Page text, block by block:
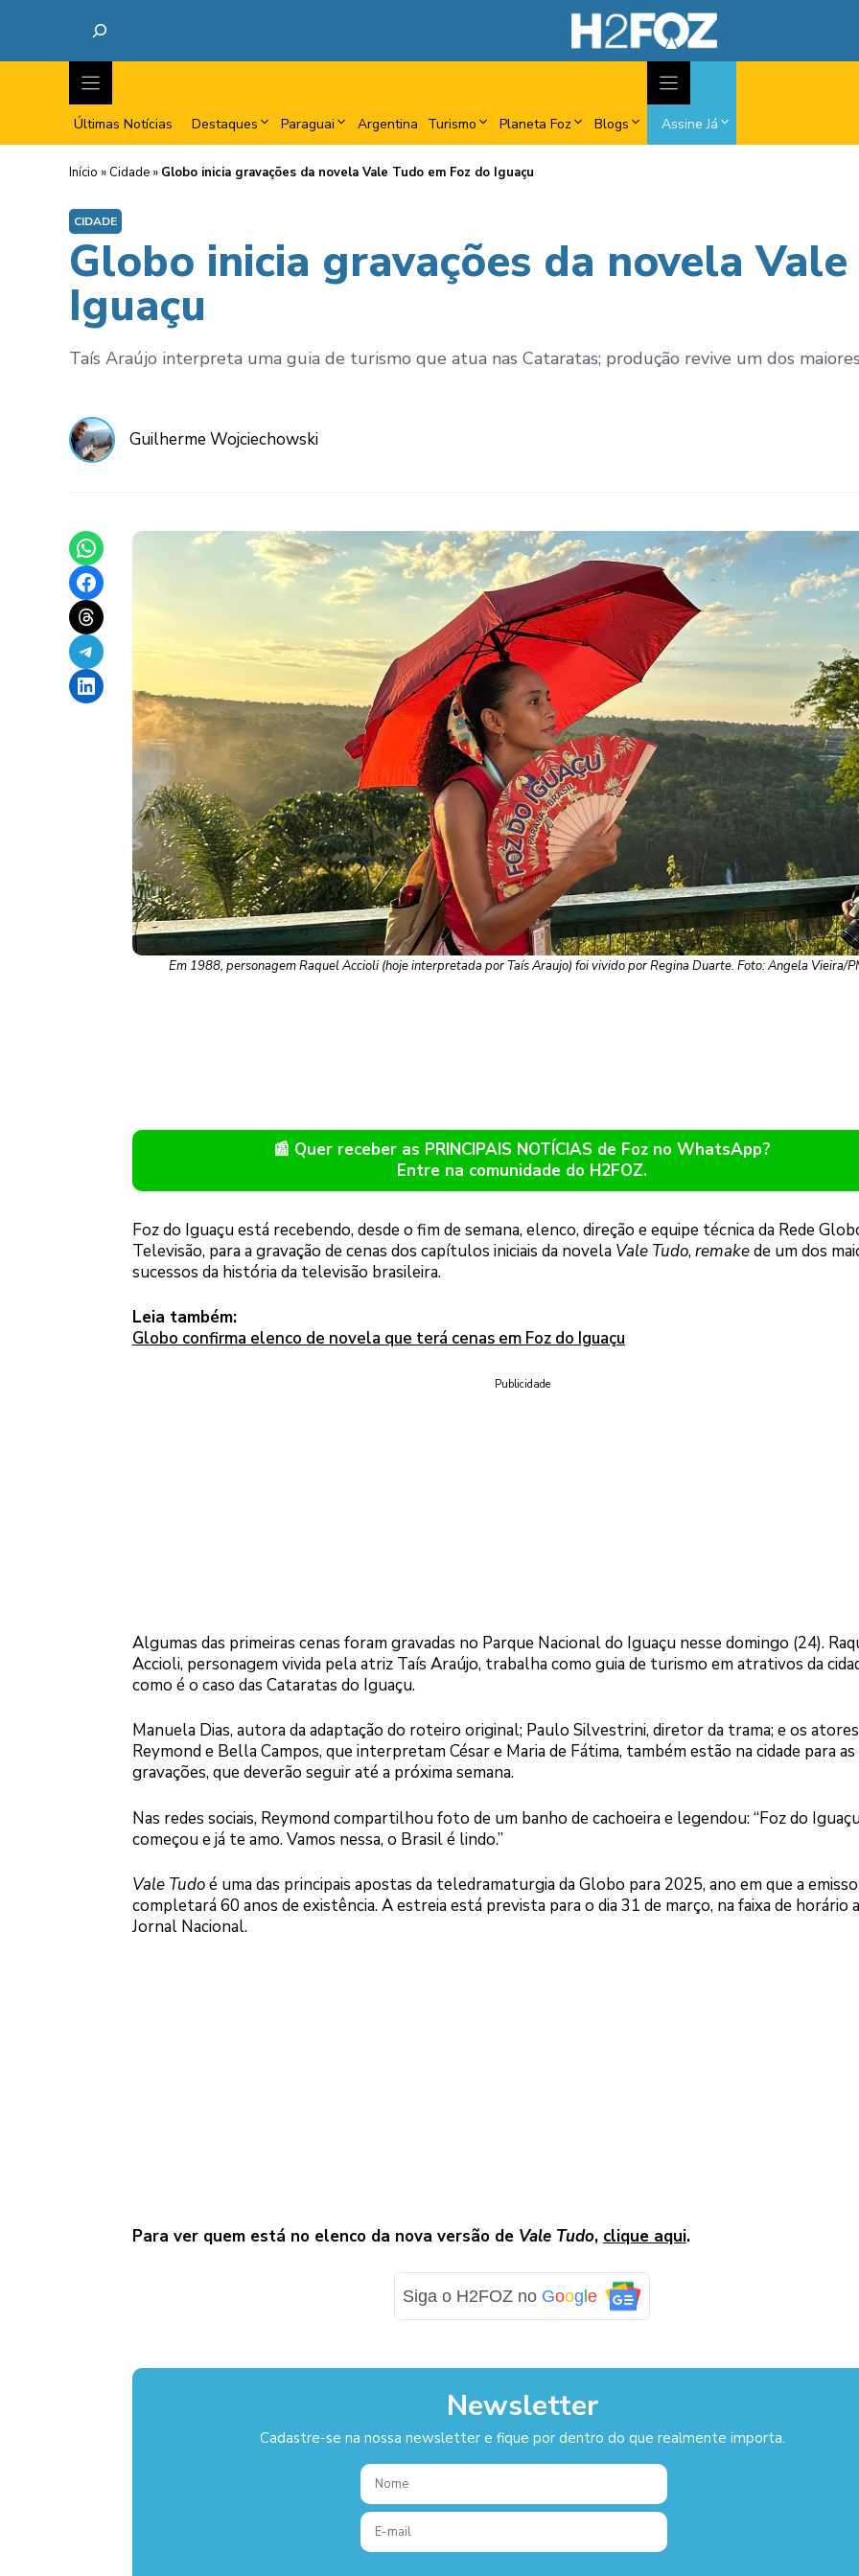
Últimas Notícias Destaques Paraguai Argentina Turismo Planeta Foz Blogs Assine Já
Início » Cidade » Globo inicia gravações da novela Vale Tudo em Foz do Iguaçu
CIDADE
Globo inicia gravações da novela
Iguaçu
Taís Araújo interpreta uma guia de turismo que atua nas Cataratas; produção revive um dos
Guilherme Wojciechowski
Share on WhatsApp
Share on Facebook
Share on Threads
Share on Telegram
Share on LinkedIn
Em 1988, personagem Raquel Accioli (hoje interpretada por Taís Araujo) foi vivido por Regina Duarte. Foto: Angela Vieira/
📰 Quer receber as PRINCIPAIS NOTÍCIAS de Foz no WhatsApp?
Entre na comunidade do H2FOZ.
Foz do Iguaçu está recebendo, desde o fim de semana, elenco, direção e equipe técnica da Rede
Televisão, para a gravação de cenas dos capítulos iniciais da novela Vale Tudo,remakede um dos
sucessos da história da televisão brasileira.
Leia também:
Globo confirma elenco de novela que terá cenas em Foz do Iguaçu
Publicidade
Algumas das primeiras cenas foram gravadas no Parque Nacional do Iguaçu nesse domingo (24).
Accioli, personagem vivida pela atriz Taís Araújo, trabalha como guia de turismo em atrativos da
como é o caso das Cataratas do Iguaçu.
Manuela Dias, autora da adaptação do roteiro original; Paulo Silvestrini, diretor da trama; e os
Reymond e Bella Campos, que interpretam César e Maria de Fátima, também estão na cidade para as
gravações, que deverão seguir até a próxima semana.
Nas redes sociais, Reymond compartilhou foto de um banho de cachoeira e legendou: “Foz do
começou e já te amo. Vamos nessa, o Brasil é lindo.”
Vale Tudoé uma das principais apostas da teledramaturgia da Globo para 2025, ano em que a
completará 60 anos de existência. A estreia está prevista para o dia 31 de março, na faixa de horário
Jornal Nacional.
Para ver quem está no elenco da nova versão de Vale Tudo, clique aqui.
Siga o H2FOZ no Google
Newsletter
Cadastre-se na nossa newsletter e fique por dentro do que realmente importa.